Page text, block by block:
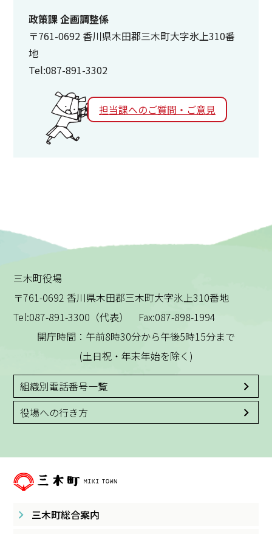
政策課 企画調整係
〒761-0692 香川県木田郡三木町大字氷上310番
地
Tel:087-891-3302
担当課へのご質問・ご意見
三木町役場
〒761-0692 香川県木田郡三木町大字氷上310番地
Tel:087-891-3300（代表） Fax:087-898-1994
開庁時間：午前8時30分から午後5時15分まで
(土日祝・年末年始を除く)
組織別電話番号一覧
役場への行き方
三木町総合案内